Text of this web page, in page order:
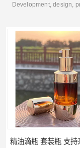
Development, design,
精油滴瓶 套装瓶 支持